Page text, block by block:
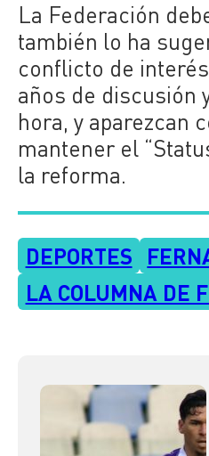
La Federación
también lo ha
conflicto de
años de discusión
hora, y aparezcan
mantener el
la reforma.
DEPORTES
LA COLUMNA DE